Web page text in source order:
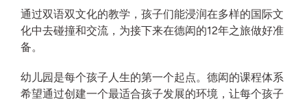
通过双语双文化的教学，孩子们能浸润在多样的国际文
化中去碰撞和交流，为接下来在德闳的12年之旅做好准
备。
幼儿园是每个孩子人生的第一个起点。德闳的课程体系
希望通过创建一个最适合孩子发展的环境，让每个孩子